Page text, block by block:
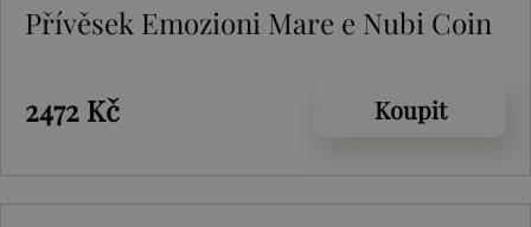
Přívěsek Emozioni Mare e Nubi Coin
2472 Kč Koupit